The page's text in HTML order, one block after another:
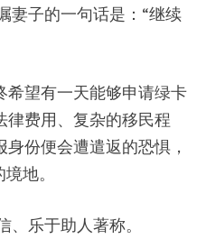
d
e
o
妻子的一句话是：“继续
希望有一天能够申请绿卡
律费用、复杂的移民程
份便会遭遣返的恐惧，
地。
乐于助人著称。